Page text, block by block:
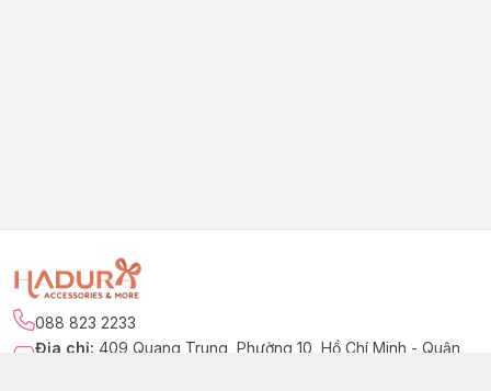
088 823 2233
Địa chỉ: 409 Quang Trung, Phường 10, Hồ Chí Minh - Quận